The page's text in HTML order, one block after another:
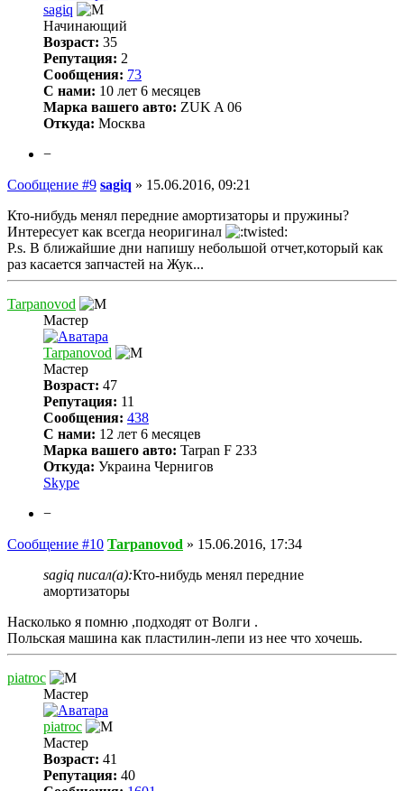
sagiq
Начинающий
Возраст: 35
Репутация: 2
Сообщения: 73
С нами: 10 лет 6 месяцев
Марка вашего авто: ZUK A 06
Откуда: Москва
−
Сообщение #9 sagiq » 15.06.2016, 09:21
Кто-нибудь менял передние амортизаторы и пружины?
Интересует как всегда неоригинал
P.s. В ближайшие дни напишу небольшой отчет,который как
раз касается запчастей на Жук...
Tarpanovod
Мастер
Tarpanovod
Мастер
Возраст: 47
Репутация: 11
Сообщения: 438
С нами: 12 лет 6 месяцев
Марка вашего авто: Tarpan F 233
Откуда: Украина Чернигов
Skype
−
Сообщение #10 Tarpanovod » 15.06.2016, 17:34
sagiq писал(а):Кто-нибудь менял передние
амортизаторы
Насколько я помню ,подходят от Волги .
Польская машина как пластилин-лепи из нее что хочешь.
piatroc
Мастер
piatroc
Мастер
Возраст: 41
Репутация: 40